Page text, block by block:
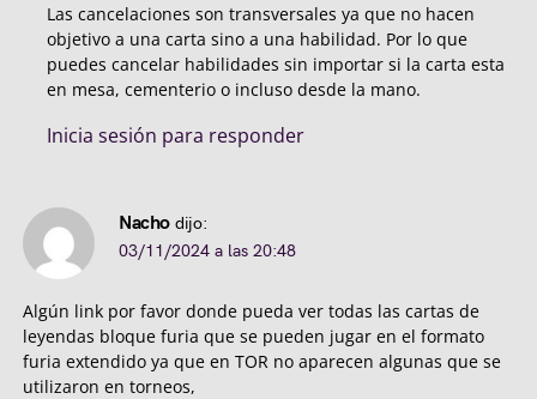
Las cancelaciones son transversales ya que no hacen
objetivo a una carta sino a una habilidad. Por lo que
puedes cancelar habilidades sin importar si la carta esta
en mesa, cementerio o incluso desde la mano.
Inicia sesión para responder
Nacho dijo:
03/11/2024 a las 20:48
Algún link por favor donde pueda ver todas las cartas de
leyendas bloque furia que se pueden jugar en el formato
furia extendido ya que en TOR no aparecen algunas que se
utilizaron en torneos,